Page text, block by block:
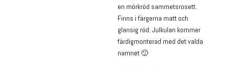
en mörkröd sammetsrosett.
Finns i färgerna matt och
glansig röd. Julkulan kommer
färdigmonterad med det valda
namnet 🙂